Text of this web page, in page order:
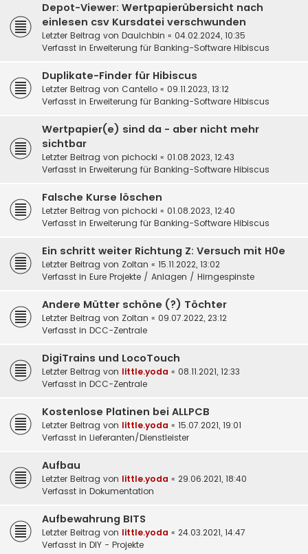
Depot-Viewer: Wertpapierübersicht nach
einlesen csv Kursdatei verschwunden
Letzter Beitrag von DauIchbin « 04.02.2024, 10:35
Verfasst in Erweiterung für Banking-Software Hibiscus
Duplikate-Finder für Hibiscus
Letzter Beitrag von Cantello « 09.11.2023, 13:12
Verfasst in Erweiterung für Banking-Software Hibiscus
Wertpapier(e) sind da - aber nicht mehr
sichtbar
Letzter Beitrag von pichocki « 01.08.2023, 12:43
Verfasst in Erweiterung für Banking-Software Hibiscus
Falsche Kurse löschen
Letzter Beitrag von pichocki « 01.08.2023, 12:40
Verfasst in Erweiterung für Banking-Software Hibiscus
Ein schritt weiter Richtung Z: Versuch mit H0e
Letzter Beitrag von Zoltan « 15.11.2022, 13:02
Verfasst in Eure Projekte / Anlagen / Hirngespinste
Andere Mütter schöne (?) Töchter
Letzter Beitrag von Zoltan « 09.07.2022, 23:12
Verfasst in DCC-Zentrale
DigiTrains und LocoTouch
Letzter Beitrag von little.yoda « 08.11.2021, 12:33
Verfasst in DCC-Zentrale
Kostenlose Platinen bei ALLPCB
Letzter Beitrag von little.yoda « 15.07.2021, 19:01
Verfasst in Lieferanten/Dienstleister
Aufbau
Letzter Beitrag von little.yoda « 29.06.2021, 18:40
Verfasst in Dokumentation
Aufbewahrung BITS
Letzter Beitrag von little.yoda « 24.03.2021, 14:47
Verfasst in DIY - Projekte